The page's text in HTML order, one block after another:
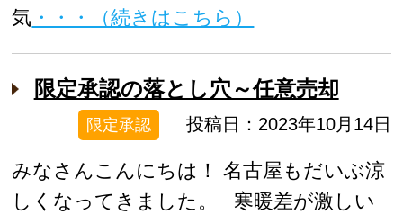
気 ・・・（続きはこちら）
限定承認の落とし穴～任意売却
限定承認 投稿日：2023年10月14日
みなさんこんにちは！ 名古屋もだいぶ涼
しくなってきました。 寒暖差が激しい